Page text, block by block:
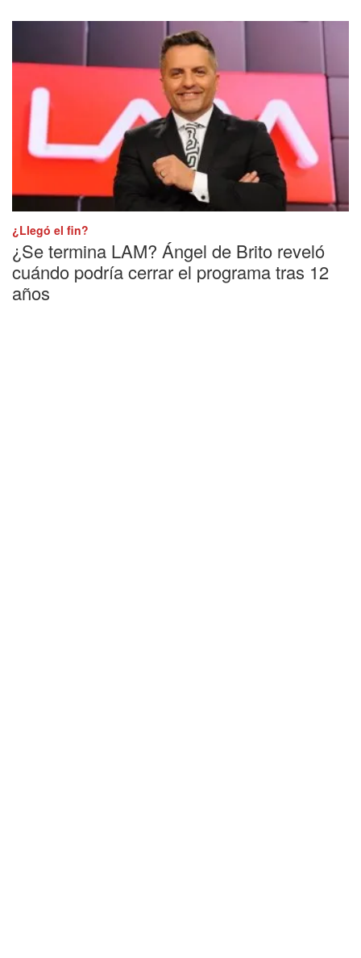
¿Llegó el fin?
¿Se termina LAM? Ángel de Brito reveló
cuándo podría cerrar el programa tras 12
años